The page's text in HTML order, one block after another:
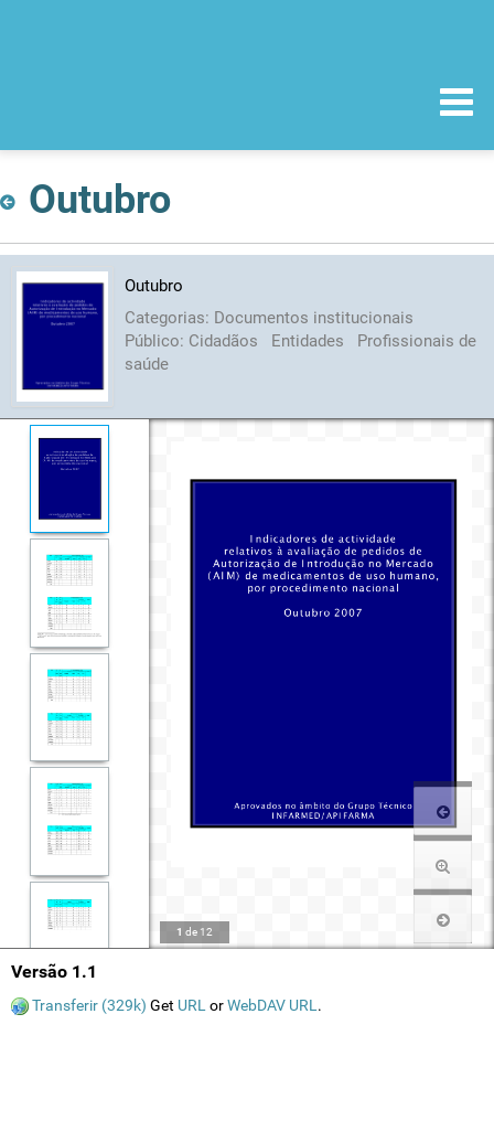
Outubro
Outubro
Categorias: Documentos institucionais
Público: Cidadãos Entidades
Profissionais de
saúde
1 de 12
Versão 1.1
Transferir (329k) Get URL orWebDAV URL .